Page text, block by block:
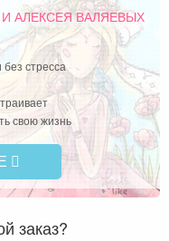
АЛЕКСЕЯ ВАЛЯЕВЫХ
без стресса
свою жизнь
заказ?